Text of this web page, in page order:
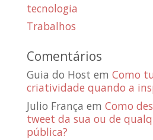
tecnologia
Trabalhos
Comentários
Guia do Host em Como
criatividade quando a
Julio França em Como
tweet da sua ou de
pública?